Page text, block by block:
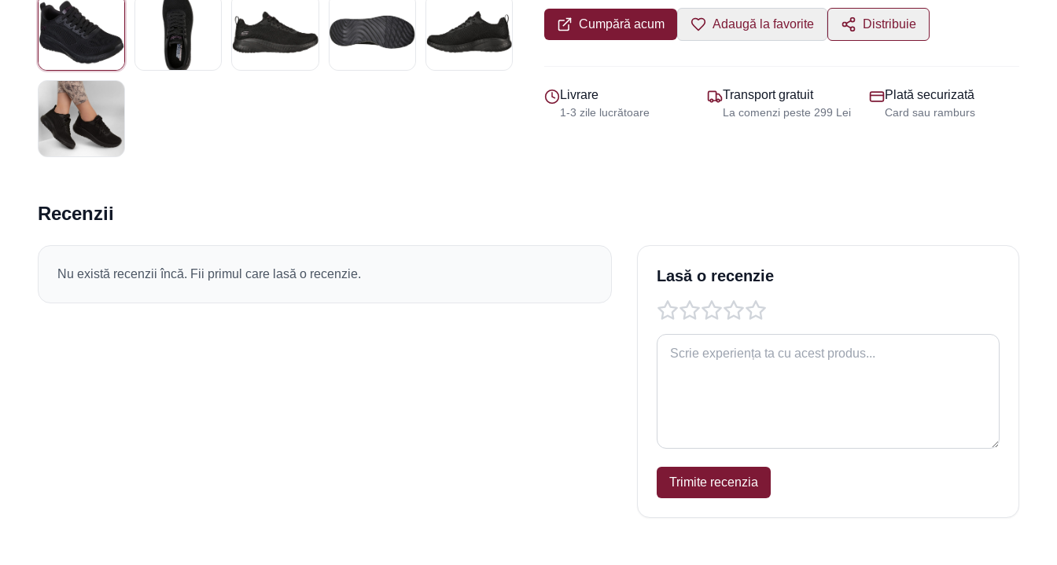
Cumpără acum Adaugă la favorite Distribuie
Livrare
1-3 zile lucrătoare
Transport gratuit
La comenzi peste 299 Lei
Plată securizată
Card sau ramburs
Recenzii
Nu există recenzii încă. Fii primul care lasă o recenzie. Lasă o recenzie
Trimite recenzia